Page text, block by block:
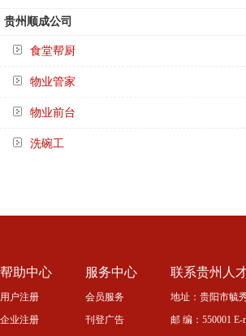
贵州顺成公司
食堂帮厨
物业管家
物业前台
洗碗工
帮助中心
用户注册
企业注册
服务中心
会员服务
刊登广告
联系贵州人
地址：贵阳市毓
邮 编：550001 E-